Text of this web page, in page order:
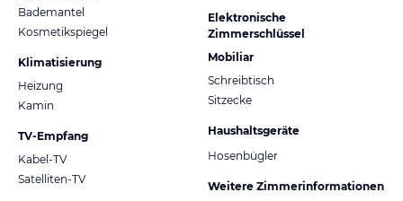
Bademantel
Kosmetikspiegel
Klimatisierung
Heizung
Kamin
TV-Empfang
Kabel-TV
Satelliten-TV
Elektronische
Zimmerschlüssel
Mobiliar
Schreibtisch
Sitzecke
Haushaltsgeräte
Hosenbügler
Weitere Zimmerinformationen